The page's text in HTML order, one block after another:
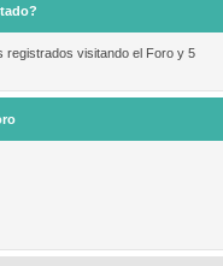
registrados visitando el Foro y 5